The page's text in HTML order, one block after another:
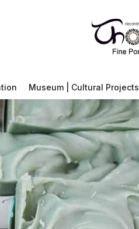
Museum | Cultural Projects